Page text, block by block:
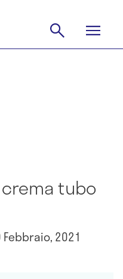
tubo
2021